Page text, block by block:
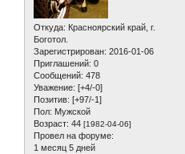
Откуда: Красноярский край, г.
Боготол.
Зарегистрирован: 2016-01-06
Приглашений: 0
Сообщений: 478
Уважение: [+4/-0]
Позитив: [+97/-1]
Пол: Мужской
Возраст: 44 [1982-04-06]
Провел на форуме:
1 месяц 5 дней